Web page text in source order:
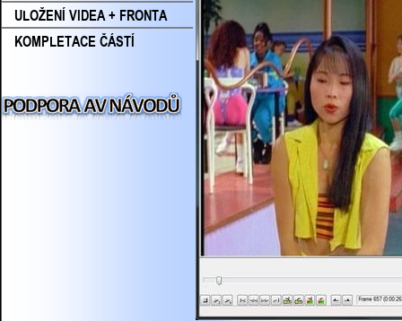
ULOŽENÍ VIDEA + FRONTA
KOMPLETACE ČÁSTÍ